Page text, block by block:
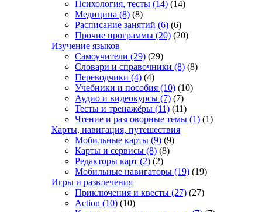
Психология, тесты (14) (14)
Медицина (8) (8)
Расписание занятий (6) (6)
Прочие программы (20) (20)
Изучение языков
Самоучители (29) (29)
Словари и справочники (8) (8)
Переводчики (4) (4)
Учебники и пособия (10) (10)
Аудио и видеокурсы (7) (7)
Тесты и тренажёры (11) (11)
Чтение и разговорные темы (1) (1)
Карты, навигация, путешествия
Мобильные карты (9) (9)
Карты и сервисы (8) (8)
Редакторы карт (2) (2)
Мобильные навигаторы (19) (19)
Игры и развлечения
Приключения и квесты (27) (27)
Action (10) (10)